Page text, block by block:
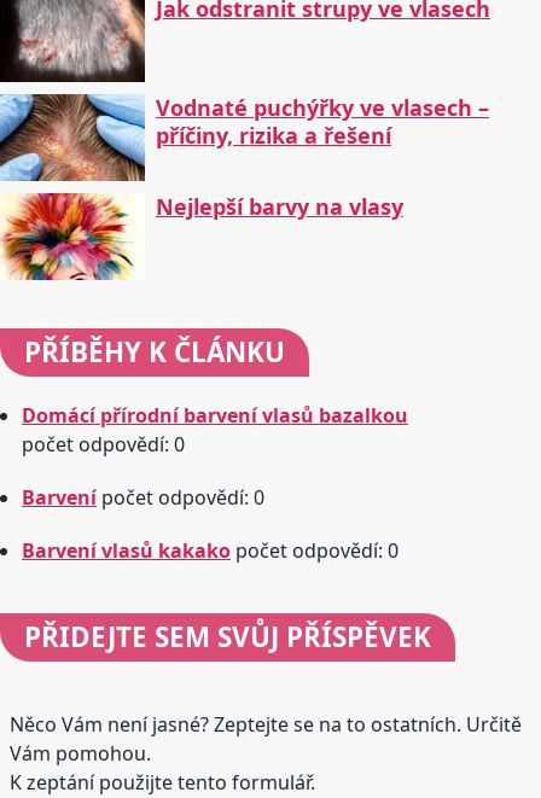
Jak odstranit strupy ve vlasech
Vodnaté puchýřky ve vlasech –
příčiny, rizika a řešení
Nejlepší barvy na vlasy
PŘÍBĚHY K ČLÁNKU
Domácí přírodní barvení vlasů bazalkou
počet odpovědí: 0
Barvenípočet odpovědí: 0
Barvení vlasů kakako počet odpovědí: 0
PŘIDEJTE SEM SVŮJ PŘÍSPĚVEK
Něco Vám není jasné? Zeptejte se na to ostatních. Určitě
Vám pomohou.
K zeptání použijte tento formulář.